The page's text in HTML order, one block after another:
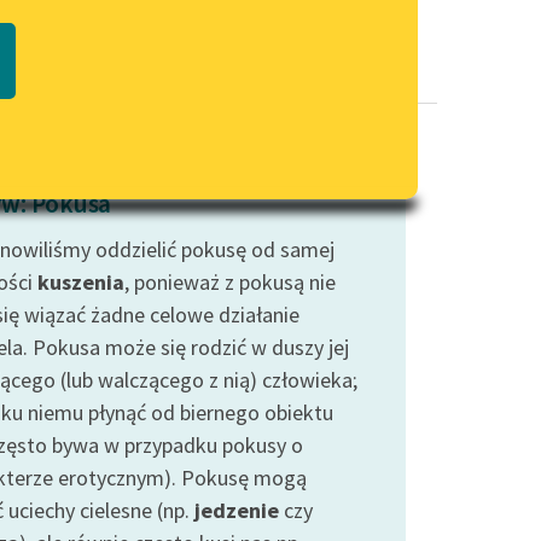
PDF
wrażliwych
Deklaracja dostępności
Pokusa
oddzielić pokusę od samej
kuszenia, ponieważ z pokusą nie
wiązać żadne celowe działanie
Pokusa może się rodzić w duszy jej
(lub walczącego z nią) człowieka;
niemu płynąć od biernego obiektu
bywa w przypadku pokusy o
erotycznym). Pokusę mogą
uciechy cielesne (np. jedzenie czy